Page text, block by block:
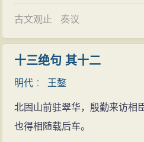
蔡羽、邵宝、杨一清、靳贵及“
后，他对吴中诗派，尤其是其
等，产生了更为直接的影响。
文章大家
王鏊著作《震泽长语》 王
但他显得比较开通一些。一是
荐，擢为吏部右侍郎。
谕德。
官。
弘治十年（1497年）三月
典》，由大学士徐溥任总裁，
古文观止 奏议
十三绝句 其十二
明代 ： 王鏊
北固山前驻翠华，殷勤来访相
也得相随载后车。